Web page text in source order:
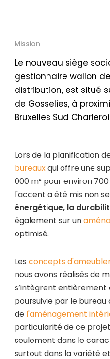
Mission
Le nouveau siège
gestionnaire wallon
distribution, est situé
de Gosselies, à
Bruxelles Sud Charleroi
Lors de la planification
bureauxqui offre une
000 m² pour environ
l'accent a été mis non
énergétique, la
également sur un
optimisé.
Les concepts
nous avons réalisés de
s’intègrent entièrement
poursuivie par le
de l'aménagement
particularité de ce
seulement dans le
surtout dans la variété